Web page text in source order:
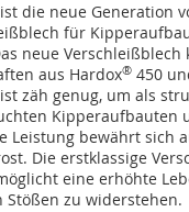
die neue Generation
für
neue
aus Hardox® 450
zäh genug, um als
Kipperaufbauten
Leistung bewährt sich
Die erstklassige
eine erhöhte
Stößen zu widerstehen.